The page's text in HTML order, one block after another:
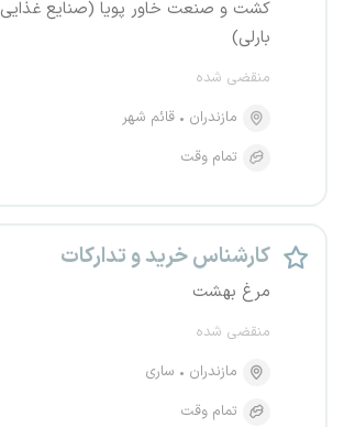
کشت و صنعت خاور پویا (صنایع غذایی
بارلی)
منقضی شده
مازندران
قائم شهر
تمام وقت
کارشناس خرید و تدارکات
مرغ بهشت
منقضی شده
مازندران
ساری
تمام وقت